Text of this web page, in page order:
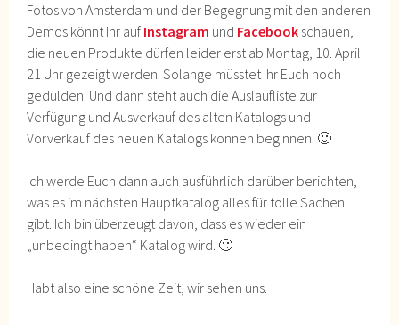
Fotos von Amsterdam und der Begegnung mit den anderen
Demos könnt Ihr auf Instagram und Facebook schauen,
die neuen Produkte dürfen leider erst ab Montag, 10. April
21 Uhr gezeigt werden. Solange müsstet Ihr Euch noch
gedulden. Und dann steht auch die Auslaufliste zur
Verfügung und Ausverkauf des alten Katalogs und
Vorverkauf des neuen Katalogs können beginnen. 🙂
Ich werde Euch dann auch ausführlich darüber berichten,
was es im nächsten Hauptkatalog alles für tolle Sachen
gibt. Ich bin überzeugt davon, dass es wieder ein
„unbedingt haben“ Katalog wird. 🙂
Habt also eine schöne Zeit, wir sehen uns.